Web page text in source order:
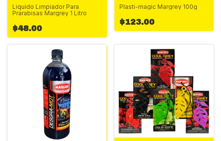
Liquido Limpiador Para
Prarabisas Margrey 1 Litro
$48.00
Plasti-magic Margrey 100g
$123.00